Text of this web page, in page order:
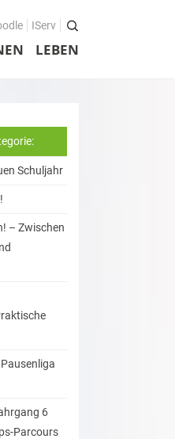
IServ
LEBEN
Schuljahr
– Zwischen
6
Parcours